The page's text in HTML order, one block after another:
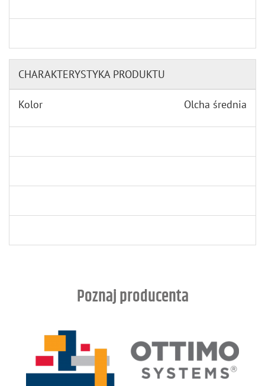
CHARAKTERYSTYKA PRODUKTU
Kolor Olcha średnia
Poznaj producenta